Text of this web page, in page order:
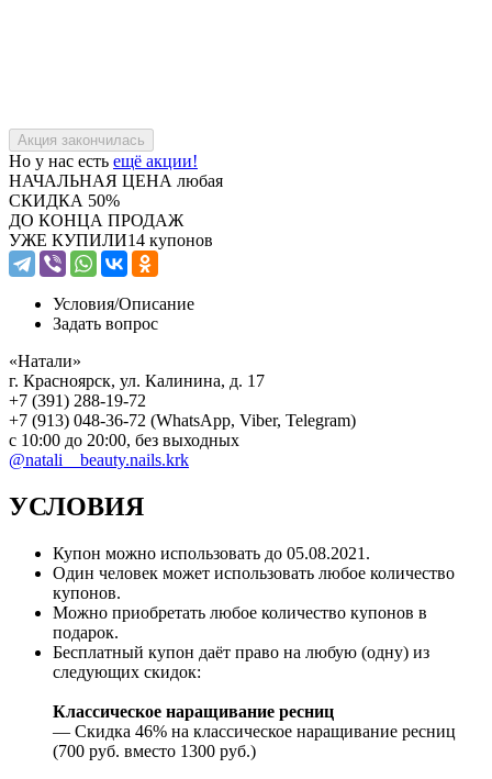
Но у нас есть ещё акции!
НАЧАЛЬНАЯ ЦЕНА любая
СКИДКА 50%
ДО КОНЦА ПРОДАЖ
УЖЕ КУПИЛИ14 купонов
Условия/Описание
Задать вопрос
«Натали»
г. Красноярск, ул. Калинина, д. 17
+7 (391) 288-19-72
+7 (913) 048-36-72 (WhatsApp, Viber, Telegram)
с 10:00 до 20:00, без выходных
@natali__beauty.nails.krk
УСЛОВИЯ
Купон можно использовать до 05.08.2021 .
Один человек может использовать любое количество
купонов.
Можно приобретать любое количество купонов в
подарок.
Бесплатный купон даёт право на любую (одну) из
следующих скидок:
Классическое наращивание ресниц
— Скидка 46% на классическое наращивание ресниц
(700 руб. вместо 1300 руб.)